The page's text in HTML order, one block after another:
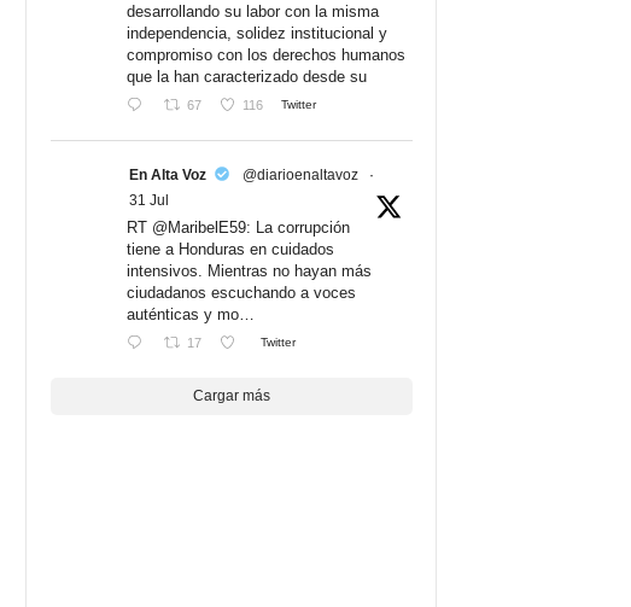
desarrollando su labor con la misma
independencia, solidez institucional y
compromiso con los derechos humanos
que la han caracterizado desde su
67 116 Twitter
En Alta Voz @diarioenaltavoz
·
31 Jul
RT @MaribelE59: La corrupción
tiene a Honduras en cuidados
intensivos. Mientras no hayan más
ciudadanos escuchando a voces
auténticas y mo…
17 Twitter
Cargar más